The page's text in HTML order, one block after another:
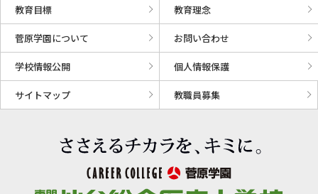
教育目標 教育理念
菅原学園について お問い合わせ
学校情報公開 個人情報保護
サイトマップ 教職員募集